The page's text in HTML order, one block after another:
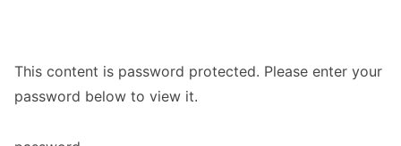
This content is password protected. Please enter your
password below to view it.